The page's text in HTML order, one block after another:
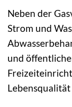
Neben der
Strom und
und